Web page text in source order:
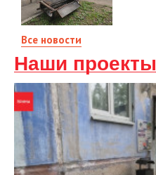
Все новости
Наши проекты